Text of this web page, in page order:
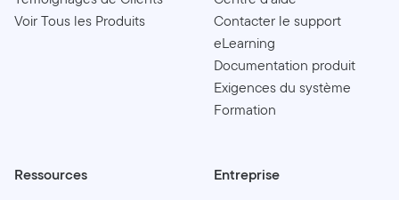
Voir Tous les Produits
Contacter le support
eLearning
Documentation produit
Exigences du système
Formation
Ressources
Entreprise